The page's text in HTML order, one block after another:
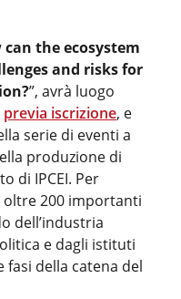
can the ecosystem
and risks for
”, avrà luogo
previa iscrizione, e
serie di eventi a
produzione di
di IPCEI. Per
oltre 200 importanti
dell’industria
e dagli istituti
della catena del